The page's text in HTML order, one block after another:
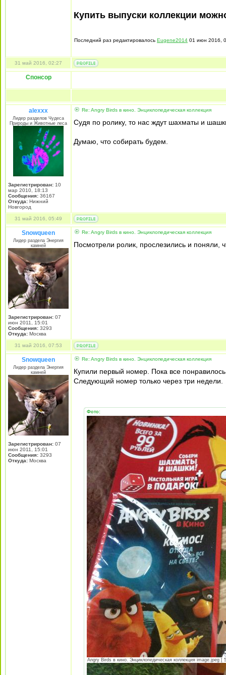
Купить выпуски коллекции
Последний раз редактировалось Eugene2014 01 июн 2016,
31 май 2016, 02:27
Спонсор
alexxx
Лидер разделов Чудеса
Природы и Животные леса
Зарегистрирован: 10
мар 2010, 18:13
Сообщения: 36167
Откуда: Нижний
Новгород
Re: Angry Birds в кино. Энциклопедическая коллекция
Судя по ролику, то нас ждут шахматы и
Думаю, что собирать будем.
31 май 2016, 05:49
Snowqueen
Лидер раздела Энергия
камней
Зарегистрирован: 07
июн 2011, 15:01
Сообщения: 3293
Откуда: Москва
Re: Angry Birds в кино. Энциклопедическая коллекция
Посмотрели ролик, прослезились и поняли,
31 май 2016, 07:53
Snowqueen
Лидер раздела Энергия
камней
Зарегистрирован: 07
июн 2011, 15:01
Сообщения: 3293
Откуда: Москва
Re: Angry Birds в кино. Энциклопедическая коллекция
Купили первый номер. Пока все
Следующий номер только через три недели.
Фото:
Angry Birds в кино. Энциклопедическая коллекция image.jpeg [